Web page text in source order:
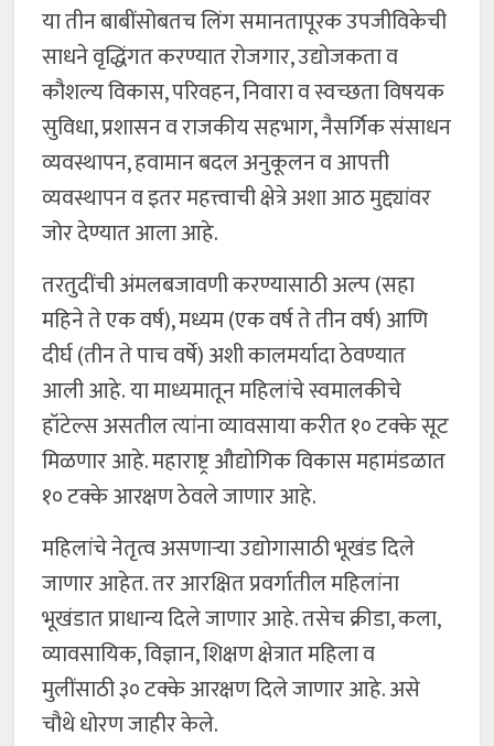
या तीन बाबींसोबतच लिंग समानतापूरक उपजीविकेची
साधने वृद्धिंगत करण्यात रोजगार, उद्योजकता व
कौशल्य विकास, परिवहन, निवारा व स्वच्छता विषयक
सुविधा, प्रशासन व राजकीय सहभाग, नैसर्गिक संसाधन
व्यवस्थापन, हवामान बदल अनुकूलन व आपत्ती
व्यवस्थापन व इतर महत्त्वाची क्षेत्रे अशा आठ मुद्द्यांवर
जोर देण्यात आला आहे.
तरतुदींची अंमलबजावणी करण्यासाठी अल्प (सहा
महिने ते एक वर्ष), मध्यम (एक वर्ष ते तीन वर्ष) आणि
दीर्घ (तीन ते पाच वर्षे) अशी कालमर्यादा ठेवण्यात
आली आहे. या माध्यमातून महिलांचे स्वमालकीचे
हॉटेल्स असतील त्यांना व्यावसाया करीत १० टक्के सूट
मिळणार आहे. महाराष्ट्र औद्योगिक विकास महामंडळात
१० टक्के आरक्षण ठेवले जाणार आहे.
महिलांचे नेतृत्व असणाऱ्या उद्योगासाठी भूखंड दिले
जाणार आहेत. तर आरक्षित प्रवर्गातील महिलांना
भूखंडात प्राधान्य दिले जाणार आहे. तसेच क्रीडा, कला,
व्यावसायिक, विज्ञान, शिक्षण क्षेत्रात महिला व
मुलींसाठी ३० टक्के आरक्षण दिले जाणार आहे. असे
चौथे धोरण जाहीर केले.